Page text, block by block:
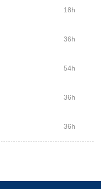
18h
36h
54h
36h
36h